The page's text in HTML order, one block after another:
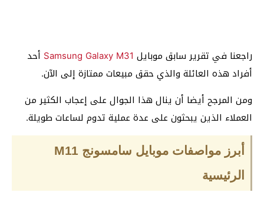
راجعنا في تقرير سابق موبايل Samsung Galaxy M31 أحد
أفراد هذه العائلة والذي حقق مبيعات ممتازة إلى الآن.
ومن المرجح أيضا أن ينال هذا الجوال على إعجاب الكثير من
العملاء الذين يبحثون على عدة عملية تدوم لساعات طويلة.
أبرز مواصفات موبايل سامسونج M11
الرئيسية